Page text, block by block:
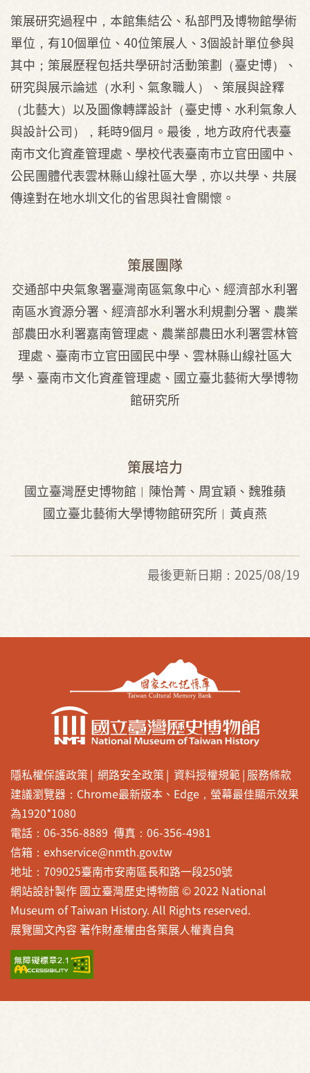
策展研究過程中，本館集結公、私部門及博物館學術
單位，有10個單位、40位策展人、3個設計單位參與
其中；策展歷程包括共學研討活動策劃（臺史博）、
研究與展示論述（水利、氣象職人）、策展與詮釋
（北藝大）以及圖像轉譯設計（臺史博、水利氣象人
與設計公司），耗時9個月。最後，地方政府代表臺
南市文化資產管理處、學校代表臺南市立官田國中、
公民團體代表雲林縣山線社區大學，亦以共學、共展
傳達對在地水圳文化的省思與社會關懷。
策展團隊
交通部中央氣象署臺灣南區氣象中心、經濟部水利署
南區水資源分署、經濟部水利署水利規劃分署、農業
部農田水利署嘉南管理處、農業部農田水利署雲林管
理處、臺南市立官田國民中學、雲林縣山線社區大
學、臺南市文化資產管理處、國立臺北藝術大學博物
館研究所
策展培力
國立臺灣歷史博物館︱陳怡菁、周宜穎、魏雅蘋
國立臺北藝術大學博物館研究所︱黃貞燕
最後更新日期：2025/08/19
隱私權保護政策 網路安全政策 資料授權規範 服務條款
建議瀏覽器：Chrome最新版本、Edge，螢幕最佳顯示效果
為1920*1080
電話：06-356-8889 傳真：06-356-4981
信箱：exhservice@nmth.gov.tw
地址：709025臺南市安南區長和路一段250號
網站設計製作 國立臺灣歷史博物館 © 2022 National
Museum of Taiwan History. All Rights reserved.
展覽圖文內容 著作財產權由各策展人權責自負